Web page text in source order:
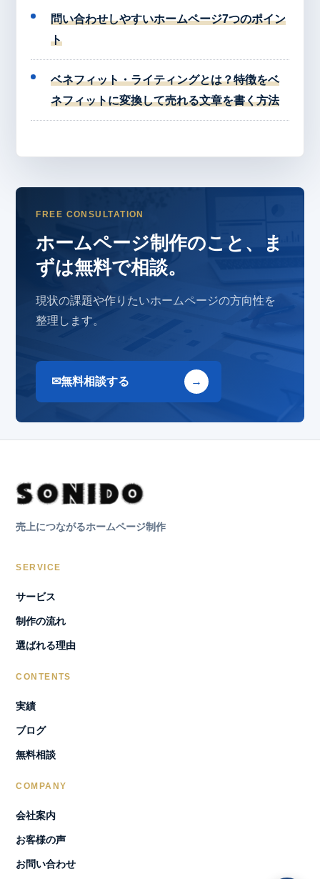
問い合わせしやすいホームページ7つのポイン
ト
ベネフィット・ライティングとは？特徴をベ
ネフィットに変換して売れる文章を書く方法
FREE CONSULTATION
ホームページ制作のこと、ま
ずは無料で相談。
現状の課題や作りたいホームページの方向性を
整理します。
無料相談する
売上につながるホームページ制作
SERVICE
サービス
制作の流れ
選ばれる理由
CONTENTS
実績
ブログ
無料相談
COMPANY
会社案内
お客様の声
お問い合わせ